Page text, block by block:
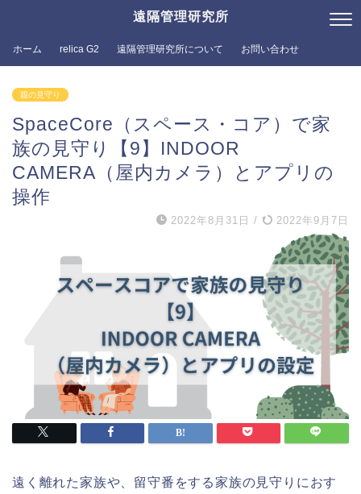
遠隔管理研究所
ホーム relica G2 遠隔管理研究所について お問い合わせ
親の見守り
SpaceCore（スペース・コア）で家
族の見守り【9】INDOOR
CAMERA（屋内カメラ）とアプリの
操作
2022年8月31日 / 2022年9月7日
遠く離れた家族や、留守番をする家族の見守りにおす